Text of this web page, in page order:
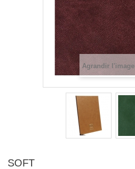
Agrandir l'image
SOFT